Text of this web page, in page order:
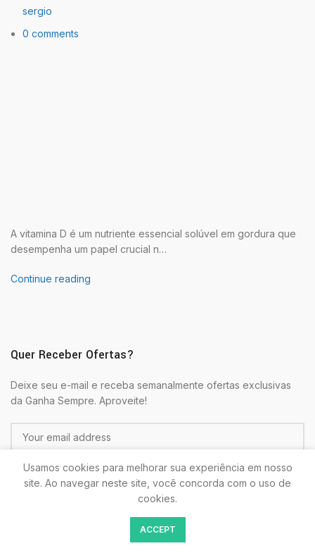
sergio
0 comments
A vitamina D é um nutriente essencial solúvel em gordura que
desempenha um papel crucial n…
Continue reading
Quer Receber Ofertas?
Deixe seu e-mail e receba semanalmente ofertas exclusivas
da Ganha Sempre. Aproveite!
Colocando seu E-mail estará de acordo com as
Usamos cookies para melhorar sua experiência em nosso
site. Ao navegar neste site, você concorda com o uso de
cookies.
ACCEPT